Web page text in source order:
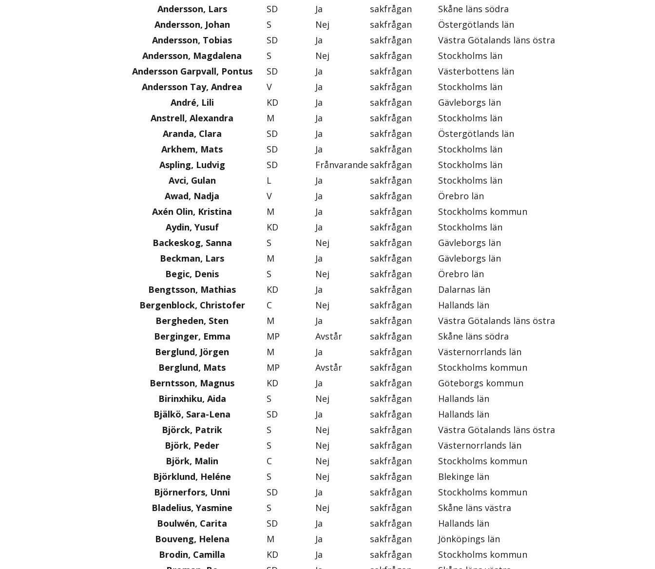
Andersson, Lars
SD Ja sakfrågan
Skåne läns södra
Andersson, Johan
S Nej sakfrågan
Östergötlands län
Andersson, Tobias
SD Ja sakfrågan
Västra Götalands läns östra
Andersson, Magdalena
S Nej sakfrågan
Stockholms län
Andersson Garpvall, Pontus
SD Ja sakfrågan
Västerbottens län
Andersson Tay, Andrea
V Ja sakfrågan
Stockholms län
André, Lili
KD Ja sakfrågan
Gävleborgs län
Anstrell, Alexandra
M Ja sakfrågan
Stockholms län
Aranda, Clara
SD Ja sakfrågan
Östergötlands län
Arkhem, Mats
SD Ja sakfrågan
Stockholms län
Aspling, Ludvig
SD Frånvarande sakfrågan
Stockholms län
Avci, Gulan
L Ja sakfrågan
Stockholms län
Awad, Nadja
V Ja sakfrågan
Örebro län
Axén Olin, Kristina
M Ja sakfrågan
Stockholms kommun
Aydin, Yusuf
KD Ja sakfrågan
Stockholms län
Backeskog, Sanna
S Nej sakfrågan
Gävleborgs län
Beckman, Lars
M Ja sakfrågan
Gävleborgs län
Begic, Denis
S Nej sakfrågan
Örebro län
Bengtsson, Mathias
KD Ja sakfrågan
Dalarnas län
Bergenblock, Christofer
C Nej sakfrågan
Hallands län
Bergheden, Sten
M Ja sakfrågan
Västra Götalands läns östra
Berginger, Emma
MP Avstår sakfrågan
Skåne läns södra
Berglund, Jörgen
M Ja sakfrågan
Västernorrlands län
Berglund, Mats
MP Avstår sakfrågan
Stockholms kommun
Berntsson, Magnus
KD Ja sakfrågan
Göteborgs kommun
Birinxhiku, Aida
S Nej sakfrågan
Hallands län
Bjälkö, Sara-Lena
SD Ja sakfrågan
Hallands län
Björck, Patrik
S Nej sakfrågan
Västra Götalands läns östra
Björk, Peder
S Nej sakfrågan
Västernorrlands län
Björk, Malin
C Nej sakfrågan
Stockholms kommun
Björklund, Heléne
S Nej sakfrågan
Blekinge län
Björnerfors, Unni
SD Ja sakfrågan
Stockholms kommun
Bladelius, Yasmine
S Nej sakfrågan
Skåne läns västra
Boulwén, Carita
SD Ja sakfrågan
Hallands län
Bouveng, Helena
M Ja sakfrågan
Jönköpings län
Brodin, Camilla
KD Ja sakfrågan
Stockholms kommun